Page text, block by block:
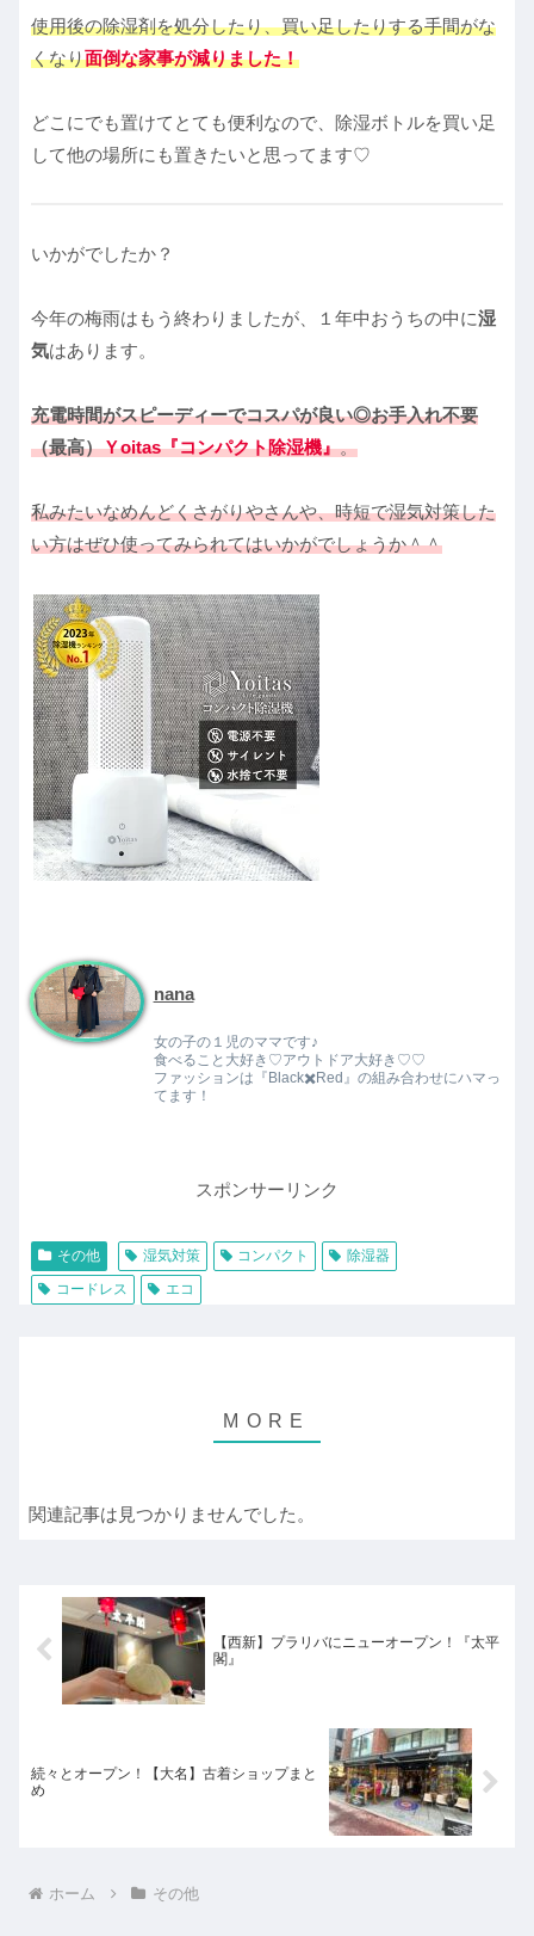
使用後の除湿剤を処分したり、買い足したりする手間がな
くなり面倒な家事が減りました！
どこにでも置けてとても便利なので、除湿ボトルを買い足
して他の場所にも置きたいと思ってます♡
いかがでしたか？
今年の梅雨はもう終わりましたが、１年中おうちの中に湿
気はあります。
充電時間がスピーディーでコスパが良い◎お手入れ不要
（最高）Ｙoitas『コンパクト除湿機』。
私みたいなめんどくさがりやさんや、時短で湿気対策した
い方はぜひ使ってみられてはいかがでしょうか＾＾
nana
女の子の１児のママです♪
食べること大好き♡アウトドア大好き♡♡
ファッションは『Black✖️Red』の組み合わせにハマっ
てます！
スポンサーリンク
その他 湿気対策 コンパクト
除湿器
コードレス
エコ
関連記事は見つかりませんでした。
【西新】プラリバにニューオープン！『太平
閣』
続々とオープン！【大名】古着ショップまと
め
ホーム その他